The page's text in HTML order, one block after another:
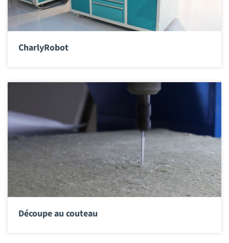
CharlyRobot
Découpe au couteau